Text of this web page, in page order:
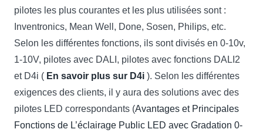
pilotes les plus courantes et les plus utilisées sont :
Inventronics, Mean Well, Done, Sosen, Philips, etc.
Selon les différentes fonctions, ils sont divisés en 0-10v,
1-10V, pilotes avec DALI, pilotes avec fonctions DALI2
et D4i ( En savoir plus sur D4i ). Selon les différentes
exigences des clients, il y aura des solutions avec des
pilotes LED correspondants (Avantages et Principales
Fonctions de L’éclairage Public LED avec Gradation 0-